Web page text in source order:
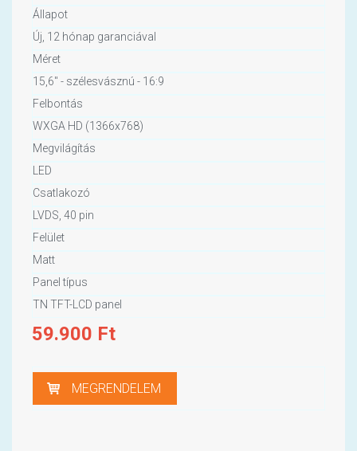
Állapot
Új, 12 hónap garanciával
Méret
15,6" - szélesvásznú - 16:9
Felbontás
WXGA HD (1366x768)
Megvilágítás
LED
Csatlakozó
LVDS, 40 pin
Felület
Matt
Panel típus
TN TFT-LCD panel
59.900 Ft
MEGRENDELEM